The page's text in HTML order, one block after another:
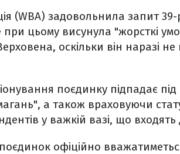
(WBA) задовольнила запит
при цьому висунула "жорсткі
оскільки він наразі
поєдинку підпадає
а також враховуючи
у важкій вазі, що входять
офіційно